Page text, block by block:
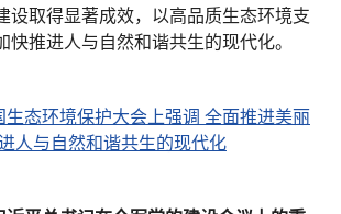
设取得显著成效，以高品质生态环境支
快推进人与自然和谐共生的现代化。
生态环境保护大会上强调 全面推进美丽
人与自然和谐共生的现代化